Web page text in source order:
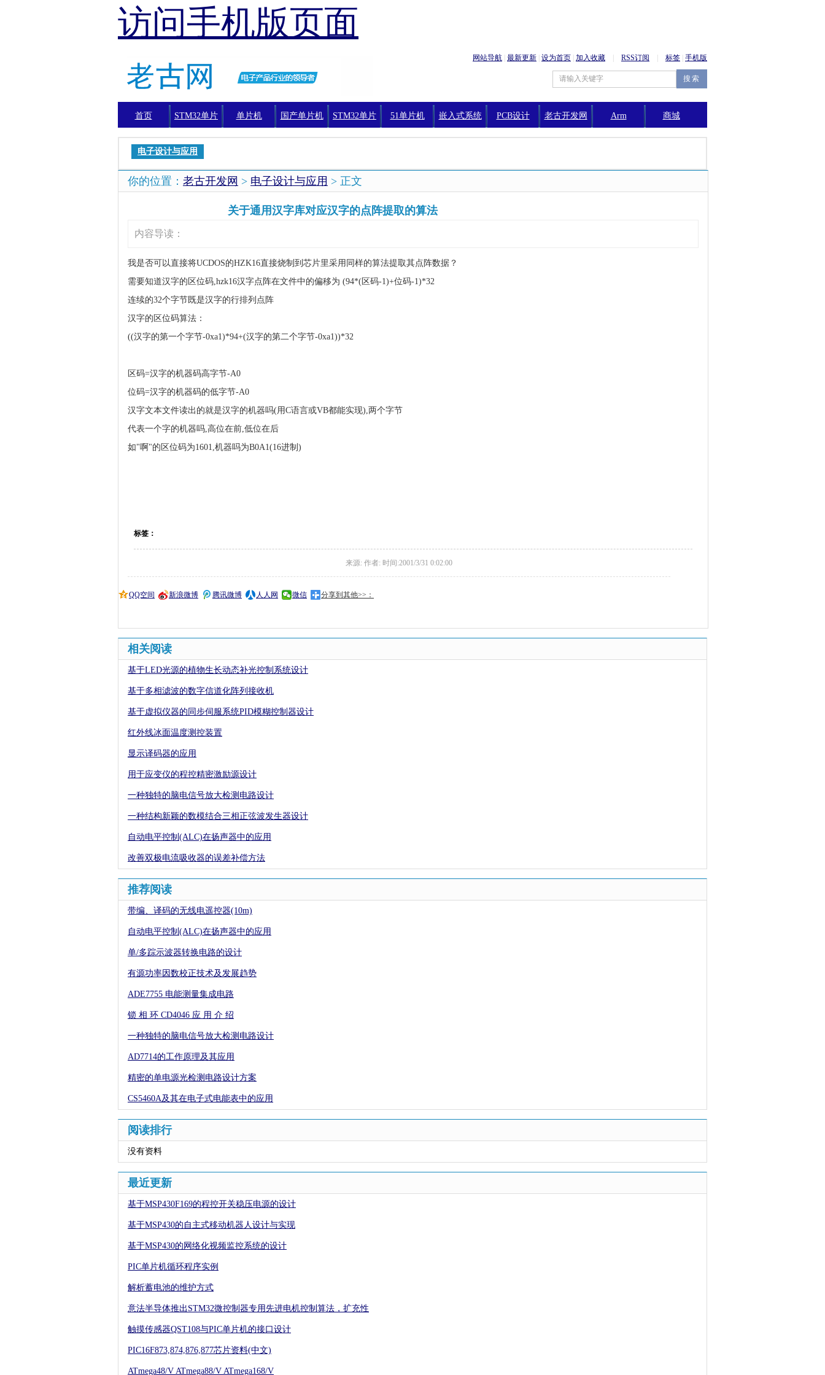
访问手机版页面
网站导航 最新更新 设为首页 加入收藏 RSS订阅 标签 手机版
首页 STM32单片
机
单片机 国产单片机 STM32单片 51单片机 嵌入式系统 PCB设计 老古开发网 Arm 商城
电子设计与应用
你的位置： 老古开发网 > 电子设计与应用 > 正文
关于通用汉字库对应汉字的点阵提取的算法
内容导读：
我是否可以直接将UCDOS的HZK16直接烧制到芯片里采用同样的算法提取其点阵数据？
需要知道汉字的区位码,hzk16汉字点阵在文件中的偏移为 (94*(区码-1)+位码-1)*32
连续的32个字节既是汉字的行排列点阵
汉字的区位码算法：
((汉字的第一个字节-0xa1)*94+(汉字的第二个字节-0xa1))*32
区码=汉字的机器码高字节-A0
位码=汉字的机器码的低字节-A0
汉字文本文件读出的就是汉字的机器吗(用C语言或VB都能实现),两个字节
代表一个字的机器吗,高位在前,低位在后
如"啊"的区位码为1601,机器吗为B0A1(16进制)
标签：
来源: 作者: 时间:2001/3/31 0:02:00
QQ空间 新浪微博 腾讯微博 人人网 微信 分享到其他>>：
相关阅读
基于LED光源的植物生长动态补光控制系统设计
基于多相滤波的数字信道化阵列接收机
基于虚拟仪器的同步伺服系统PID模糊控制器设计
红外线冰面温度测控装置
显示译码器的应用
用于应变仪的程控精密激励源设计
一种独特的脑电信号放大检测电路设计
一种结构新颖的数模结合三相正弦波发生器设计
自动电平控制(ALC)在扬声器中的应用
改善双极电流吸收器的误差补偿方法
推荐阅读
带编、译码的无线电遥控器(10m)
自动电平控制(ALC)在扬声器中的应用
单/多踪示波器转换电路的设计
有源功率因数校正技术及发展趋势
ADE7755 电能测量集成电路
锁 相 环 CD4046 应 用 介 绍
一种独特的脑电信号放大检测电路设计
AD7714的工作原理及其应用
精密的单电源光检测电路设计方案
CS5460A及其在电子式电能表中的应用
阅读排行
没有资料
最近更新
基于MSP430F169的程控开关稳压电源的设计
基于MSP430的自主式移动机器人设计与实现
基于MSP430的网络化视频监控系统的设计
PIC单片机循环程序实例
解析蓄电池的维护方式
意法半导体推出STM32微控制器专用先进电机控制算法，扩充性
触摸传感器QST108与PIC单片机的接口设计
PIC16F873,874,876,877芯片资料(中文)
ATmega48/V ATmega88/V ATmega168/V